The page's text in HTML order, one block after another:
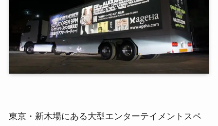
東京・新木場にある大型エンターテイメントスペ